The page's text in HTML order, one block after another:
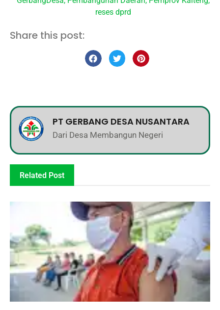
reses dprd
Share this post:
PT GERBANG DESA NUSANTARA
Dari Desa Membangun Negeri
Related Post